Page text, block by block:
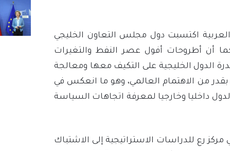
اكتسبت دول مجلس التعاون الخليجي
أن أطروحات أفول عصر النفط والتغيرات
الدول الخليجية على التكيف معها ومعالجة
بقدر من الاهتمام العالمي، وهو ما انعكس في
داخليا وخارجيا لمعرفة اتجاهات السياسة
رع للدراسات الاستراتيجية إلى الاشتباك